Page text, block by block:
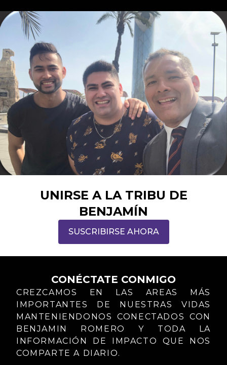
UNIRSE A LA TRIBU DE
BENJAMÍN
SUSCRIBIRSE AHORA
CONÉCTATE CONMIGO
CREZCAMOS EN LAS AREAS MÁS
IMPORTANTES DE NUESTRAS VIDAS
MANTENIENDONOS CONECTADOS CON
BENJAMIN ROMERO Y TODA LA
INFORMACIÓN DE IMPACTO QUE NOS
COMPARTE A DIARIO.